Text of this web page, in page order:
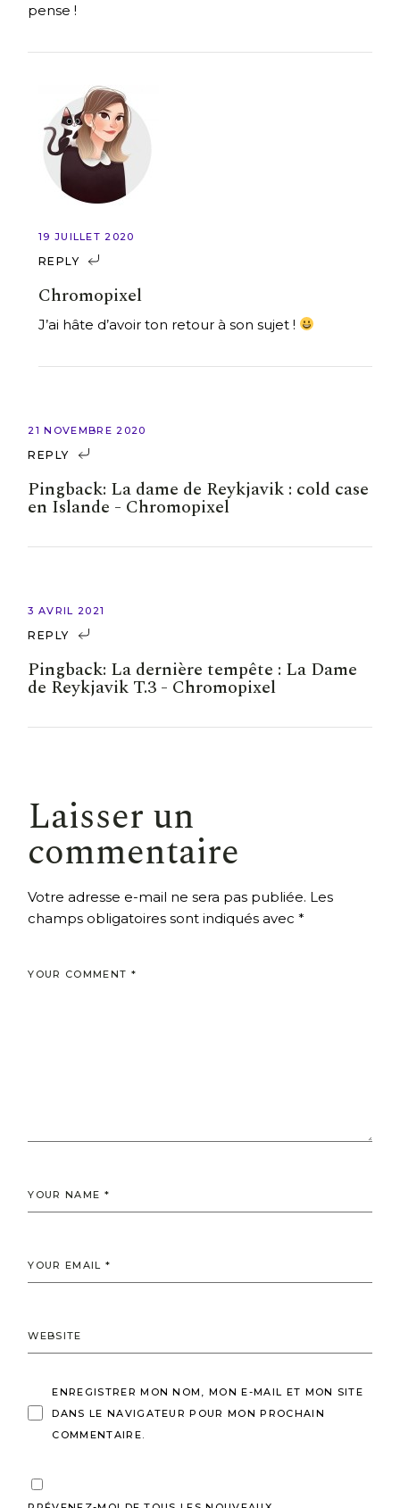
pense !
19 JUILLET 2020
REPLY
Chromopixel
J’ai hâte d’avoir ton retour à son sujet !
21 NOVEMBRE 2020
REPLY
Pingback: La dame de Reykjavik : cold case
en Islande - Chromopixel
3 AVRIL 2021
REPLY
Pingback: La dernière tempête : La Dame
de Reykjavik T.3 - Chromopixel
Laisser un
commentaire
Votre adresse e-mail ne sera pas publiée. Les
champs obligatoires sont indiqués avec*
ENREGISTRER MON NOM, MON E-MAIL ET MON SITE
DANS LE NAVIGATEUR POUR MON PROCHAIN
COMMENTAIRE.